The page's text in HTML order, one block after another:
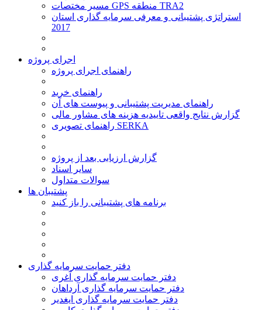
مسیر مختصات GPS منطقه TRA2
استراتژی پشتیبانی و معرفی سرمایه گذاری استان
2017
اجرای پروژه
راهنمای اجرای پروژه
راهنمای خرید
راهنمای مدیریت پشتیبانی و پیوست های آن
گزارش نتایج واقعی تاییدیه هزینه های مشاور مالی
راهنمای تصویری SERKA
گزارش ارزیابی بعد از پروژه
سایر اسناد
سوالات متداول
پشتیبان ها
برنامه های پشتیبانی را باز کنید
دفتر حمایت سرمایه گذاری
دفتر حمایت سرمایه گذاری آغری
دفتر حمایت سرمایه گذاری آرداهان
دفتر حمایت سرمایه گذاری ایغدیر